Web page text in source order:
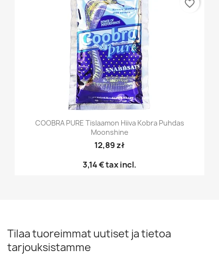
COOBRA PURE Tislaamon Hiiva Kobra Puhdas
Moonshine
12,89 zł
3,14 €tax incl.
favorite_border
Tilaa tuoreimmat uutiset ja tietoa
tarjouksistamme